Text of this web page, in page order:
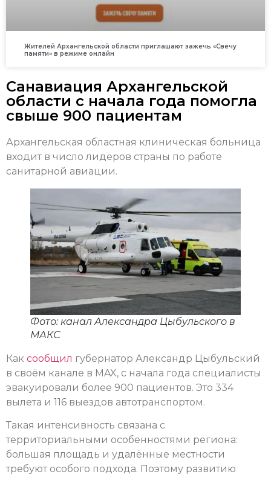
Жителей Архангельской области приглашают зажечь «Свечу
памяти» в режиме онлайн
Санавиация Архангельской
области с начала года помогла
свыше 900 пациентам
Архангельская областная клиническая больница
входит в число лидеров страны по работе
санитарной авиации.
Фото: канал Александра Цыбульского в
МАКС
Как сообщил губернатор Александр Цыбульский
в своём канале в MAX, с начала года специалисты
эвакуировали более 900 пациентов. Это 334
вылета и 116 выездов автотранспортом.
Такая интенсивность связана с
территориальными особенностями региона:
большая площадь и удалённые местности
требуют особого подхода. Поэтому развитию